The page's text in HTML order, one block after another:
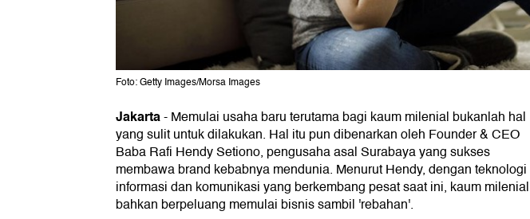
Foto: Getty Images/Morsa Images
Jakarta-Memulai usaha baru terutama bagi kaum milenial bukanlah hal
yang sulit untuk dilakukan. Hal itu pun dibenarkan oleh Founder & CEO
Baba Rafi Hendy Setiono, pengusaha asal Surabaya yang sukses
membawa brand kebabnya mendunia. Menurut Hendy, dengan teknologi
informasi dan komunikasi yang berkembang pesat saat ini, kaum milenial
bahkan berpeluang memulai bisnis sambil 'rebahan'.